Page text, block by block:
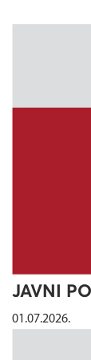
JAVNI
01.07.2026.